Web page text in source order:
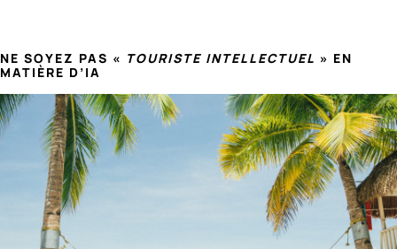
NE SOYEZ PAS « TOURISTE INTELLECTUEL » EN
MATIÈRE D’IA